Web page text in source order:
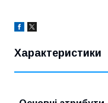
Характеристики